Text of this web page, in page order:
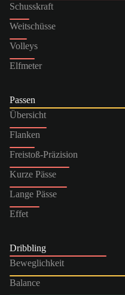
Schusskraft
Weitschüsse
Volleys
Elfmeter
Passen
Übersicht
Flanken
Freistoß-Präzision
Kurze Pässe
Lange Pässe
Effet
Dribbling
Beweglichkeit
Balance